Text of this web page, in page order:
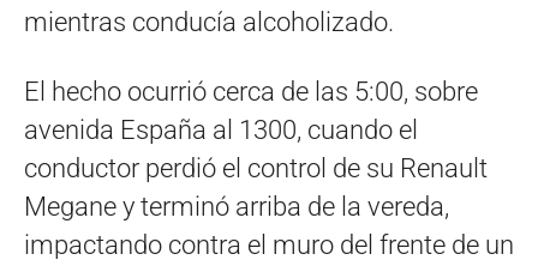
mientras conducía alcoholizado.
El hecho ocurrió cerca de las 5:00, sobre
avenida España al 1300, cuando el
conductor perdió el control de su Renault
Megane y terminó arriba de la vereda,
impactando contra el muro del frente de un